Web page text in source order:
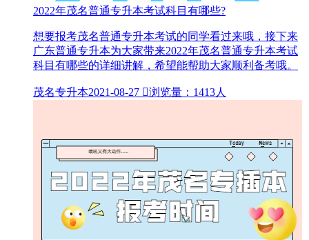
2022年茂名普通专升本考试科目有哪些?
想要报考茂名普通专升本考试的同学看过来哦，接下来
广东普通专升本为大家带来2022年茂名普通专升本考试
科目有哪些的详细讲解，希望能帮助大家顺利备考哦。
茂名专升本2021-08-27 浏览量：1413人